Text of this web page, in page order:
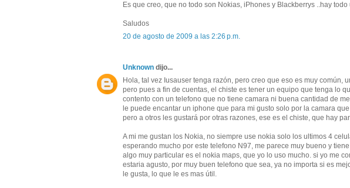
Es que creo, que no todo son Nokias, iPhones y Blackberrys ..hay
Saludos
20 de agosto de 2009 a las 2:26 p.m.
Unknown dijo...
Hola, tal vez Iusauser tenga razón, pero creo que eso es muy común,
pero pues a fin de cuentas, el chiste es tener un equipo que tenga lo
contento con un telefono que no tiene camara ni buena cantidad de
le puede encantar un iphone que para mi gusto solo por la camara
pero a otros les gustará por otras razones, ese es el chiste, que hay
A mi me gustan los Nokia, no siempre use nokia solo los ultimos 4
esperando mucho por este telefono N97, me parece muy bueno y
algo muy particular es el nokia maps, que yo lo uso mucho. si yo me
estaria agusto, por muy buen telefono que sea, ya no importa si es
le gusta, lo que le es mas útil.